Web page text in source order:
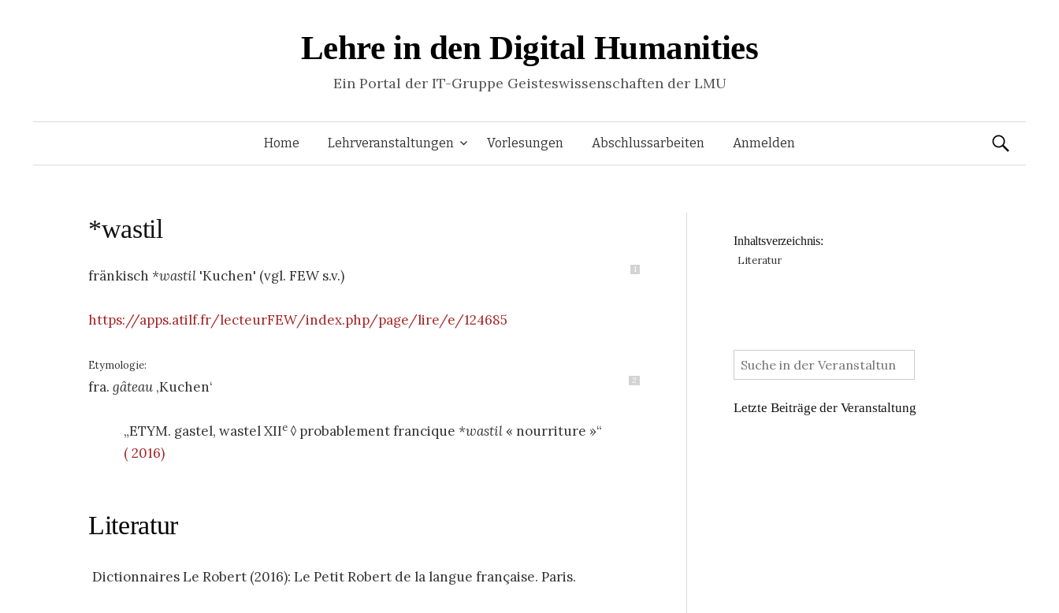
Lehre in den Digital Humanities
Ein Portal der IT-Gruppe Geisteswissenschaften der LMU
Springe
Home Lehrveranstaltungen Vorlesungen Abschlussarbeiten Anmelden Suchen
*wastil
1
fränkisch *wastil 'Kuchen' (vgl. FEW s.v.)
https://apps.atilf.fr/lecteurFEW/index.php/page/lire/e/124685
Etymologie:
2
fra. gâteau ‚Kuchen‘
„ETYM. gastel, wastelXIIe ◊ probablementfrancique *wastil« nourriture »“
( 2016)
Literatur
Dictionnaires Le Robert (2016): Le Petit Robert de la langue française. Paris.
Inhaltsverzeichnis:
Literatur
:
Letzte Beiträge der Veranstaltung